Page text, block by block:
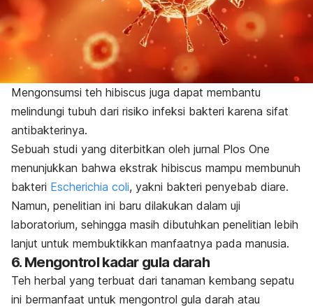
Mengonsumsi teh hibiscus juga dapat membantu
melindungi tubuh dari risiko infeksi bakteri karena sifat
antibakterinya.
Sebuah studi yang diterbitkan oleh jurnal Plos One
menunjukkan bahwa ekstrak hibiscus mampu membunuh
bakteri Escherichia coli, yakni bakteri penyebab diare.
Namun, penelitian ini baru dilakukan dalam uji
laboratorium, sehingga masih dibutuhkan penelitian lebih
lanjut untuk membuktikkan manfaatnya pada manusia.
6. Mengontrol kadar gula darah
Teh herbal yang terbuat dari tanaman kembang sepatu
ini bermanfaat untuk mengontrol gula darah atau